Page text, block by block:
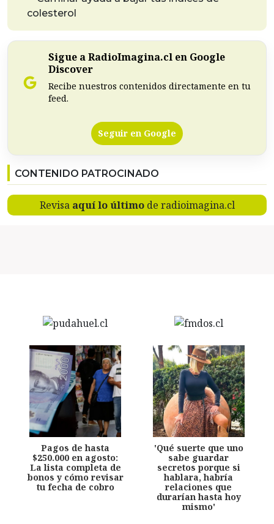
colesterol
Sigue a RadioImagina.cl en Google
Discover
Recibe nuestros contenidos directamente en tu
feed.
Seguir en Google
CONTENIDO PATROCINADO
Revisa aquí lo últimode radioimagina.cl
Pagos de hasta
$250.000 en agosto:
La lista completa de
bonos y cómo revisar
tu fecha de cobro
'Qué suerte que uno
sabe guardar
secretos porque si
hablara, habría
relaciones que
durarían hasta hoy
mismo'